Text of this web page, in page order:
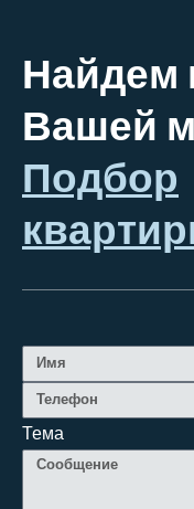
Найдем
Вашей
Подбор
Тема